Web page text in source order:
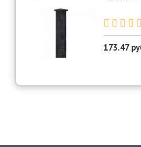
173.47